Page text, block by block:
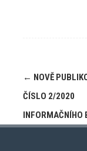
Post
navigation
← NOVĚ
ČÍSLO 2/2020
INFORMAČNÍHO